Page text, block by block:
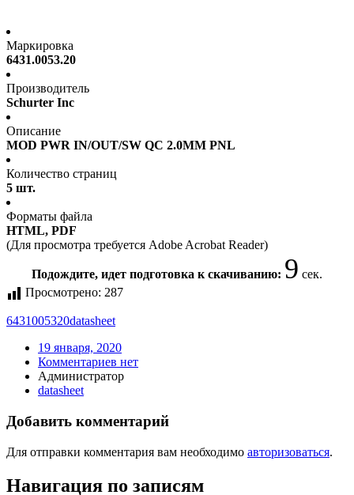
Маркировка
6431.0053.20
Производитель
Schurter Inc
Описание
MOD PWR IN/OUT/SW QC 2.0MM PNL
Количество страниц
5 шт.
Форматы файла
HTML, PDF
(Для просмотра требуется Adobe Acrobat Reader)
Подождите, идет подготовка к скачиванию: 9 сек.
Просмотрено: 287
6431005320datasheet
19 января, 2020
Комментариев нет
Администратор
datasheet
Добавить комментарий
Для отправки комментария вам необходимо авторизоваться.
Навигация по записям